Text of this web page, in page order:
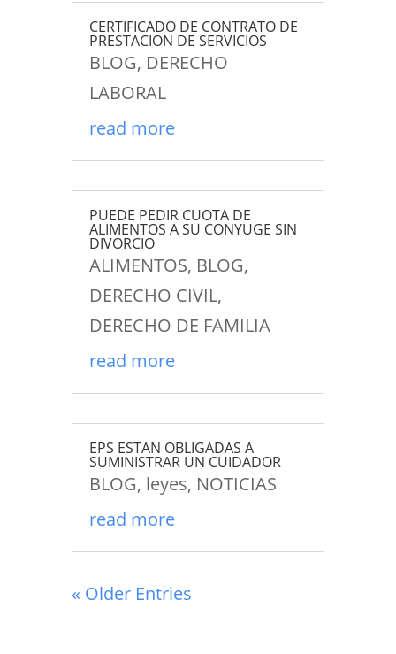
CERTIFICADO DE CONTRATO DE
PRESTACION DE SERVICIOS
BLOG, DERECHO
LABORAL
read more
PUEDE PEDIR CUOTA DE
ALIMENTOS A SU CONYUGE SIN
DIVORCIO
ALIMENTOS, BLOG,
DERECHO CIVIL,
DERECHO DE FAMILIA
read more
EPS ESTAN OBLIGADAS A
SUMINISTRAR UN CUIDADOR
BLOG, leyes, NOTICIAS
read more
« Older Entries